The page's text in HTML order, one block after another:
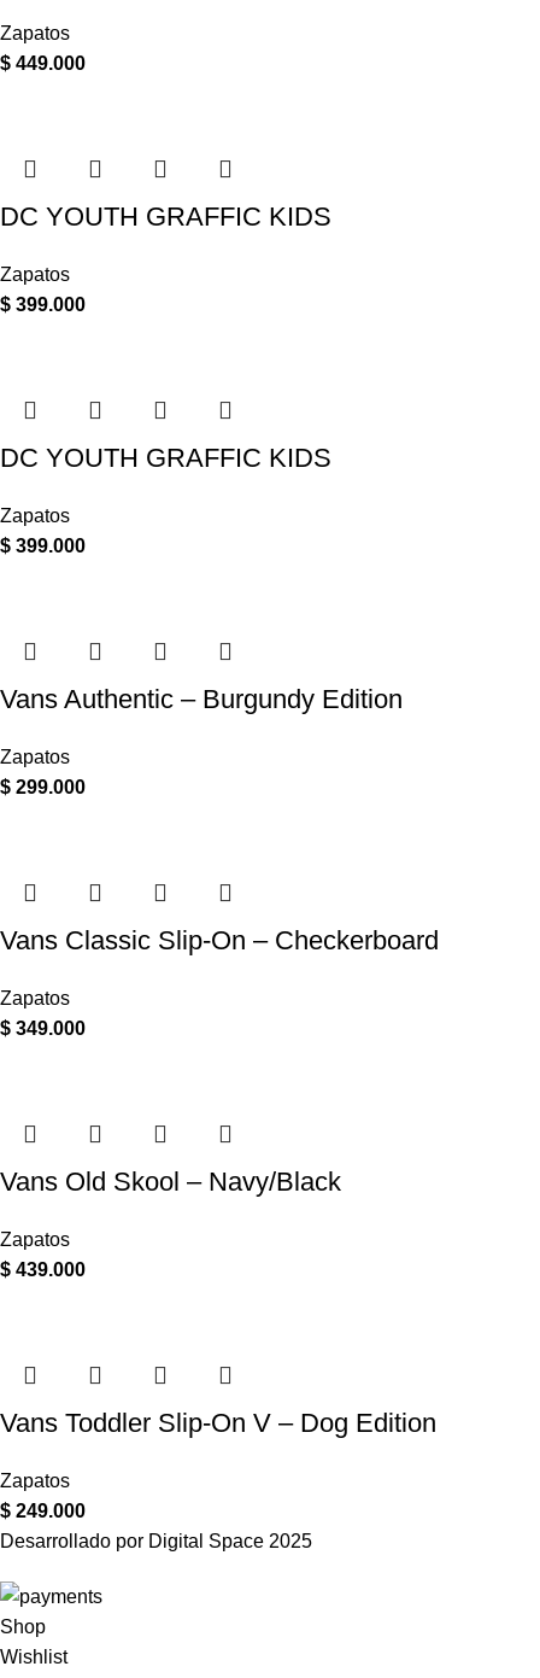
Zapatos
$ 449.000
DC YOUTH GRAFFIC KIDS
Zapatos
$ 399.000
DC YOUTH GRAFFIC KIDS
Zapatos
$ 399.000
Vans Authentic – Burgundy Edition
Zapatos
$ 299.000
Vans Classic Slip-On – Checkerboard
Zapatos
$ 349.000
Vans Old Skool – Navy/Black
Zapatos
$ 439.000
Vans Toddler Slip-On V – Dog Edition
Zapatos
$ 249.000
Desarrollado por Digital Space 2025
Shop
Wishlist